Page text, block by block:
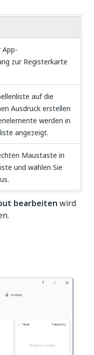
App-
zur Registerkarte
auf die
Ausdruck erstellen
werden in
angezeigt.
Maustaste in
und wählen Sie
bearbeiten wird